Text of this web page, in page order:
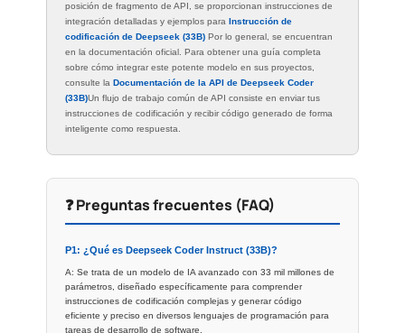
posición de fragmento de API, se proporcionan instrucciones de
integración detalladas y ejemplos para Instrucción de
codificación de Deepseek (33B) Por lo general, se encuentran
en la documentación oficial. Para obtener una guía completa
sobre cómo integrar este potente modelo en sus proyectos,
consulte la Documentación de la API de Deepseek Coder
(33B)Un flujo de trabajo común de API consiste en enviar tus
instrucciones de codificación y recibir código generado de forma
inteligente como respuesta.
❓ Preguntas frecuentes (FAQ)
P1: ¿Qué es Deepseek Coder Instruct (33B)?
A: Se trata de un modelo de IA avanzado con 33 mil millones de
parámetros, diseñado específicamente para comprender
instrucciones de codificación complejas y generar código
eficiente y preciso en diversos lenguajes de programación para
tareas de desarrollo de software.